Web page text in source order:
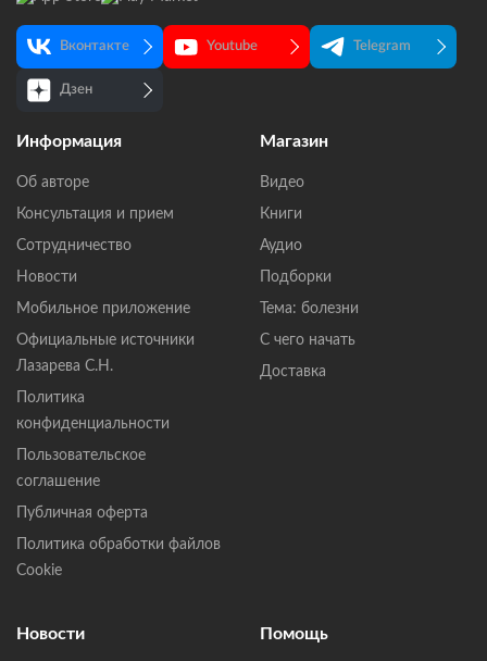
Вконтакте Youtube Telegram
Дзен
Информация
Об авторе
Консультация и прием
Сотрудничество
Новости
Мобильное приложение
Официальные источники
Лазарева С.Н.
Политика
конфиденциальности
Пользовательское
соглашение
Публичная оферта
Политика обработки файлов
Cookie
Магазин
Видео
Книги
Аудио
Подборки
Тема: болезни
С чего начать
Доставка
Новости Помощь